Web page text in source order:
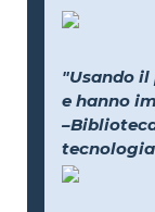
"Usando
e hanno